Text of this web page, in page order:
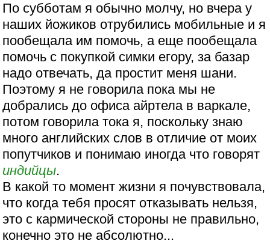
По субботам я обычно молчу, но вчера у
наших йожиков отрубились мобильные и я
пообещала им помочь, а еще пообещала
помочь с покупкой симки егору, за базар
надо отвечать, да простит меня шани.
Поэтому я не говорила пока мы не
добрались до офиса айртела в варкале,
потом говорила тока я, поскольку знаю
много английских слов в отличие от моих
попутчиков и понимаю иногда что говорят
индийцы.
В какой то момент жизни я почувствовала,
что когда тебя просят отказывать нельзя,
это с кармической стороны не правильно,
конечно это не абсолютно...